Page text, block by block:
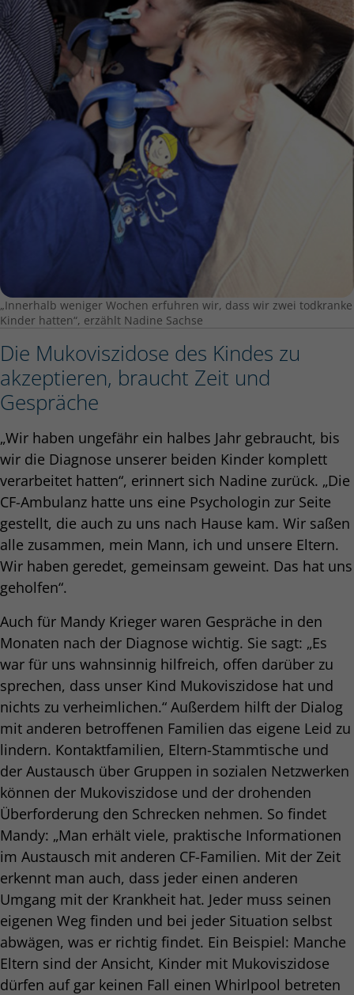
„Innerhalb weniger Wochen erfuhren wir, dass wir zwei todkranke
Kinder hatten“, erzählt Nadine Sachse
Die Mukoviszidose des Kindes zu
akzeptieren, braucht Zeit und
Gespräche
„Wir haben ungefähr ein halbes Jahr gebraucht, bis
wir die Diagnose unserer beiden Kinder komplett
verarbeitet hatten“, erinnert sich Nadine zurück. „Die
CF-Ambulanz hatte uns eine Psychologin zur Seite
gestellt, die auch zu uns nach Hause kam. Wir saßen
alle zusammen, mein Mann, ich und unsere Eltern.
Wir haben geredet, gemeinsam geweint. Das hat uns
geholfen“.
Auch für Mandy Krieger waren Gespräche in den
Monaten nach der Diagnose wichtig. Sie sagt: „Es
war für uns wahnsinnig hilfreich, offen darüber zu
sprechen, dass unser Kind Mukoviszidose hat und
nichts zu verheimlichen.“ Außerdem hilft der Dialog
mit anderen betroffenen Familien das eigene Leid zu
lindern. Kontaktfamilien, Eltern-Stammtische und
der Austausch über Gruppen in sozialen Netzwerken
können der Mukoviszidose und der drohenden
Überforderung den Schrecken nehmen. So findet
Mandy: „Man erhält viele, praktische Informationen
im Austausch mit anderen CF-Familien. Mit der Zeit
erkennt man auch, dass jeder einen anderen
Umgang mit der Krankheit hat. Jeder muss seinen
eigenen Weg finden und bei jeder Situation selbst
abwägen, was er richtig findet. Ein Beispiel: Manche
Eltern sind der Ansicht, Kinder mit Mukoviszidose
dürfen auf gar keinen Fall einen Whirlpool betreten